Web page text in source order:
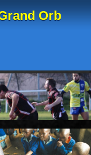
Orb